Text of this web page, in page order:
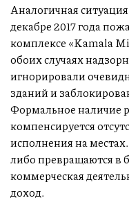
Аналогичная
декабре 2017 года
комплексе «Kamala
обоих случаях
игнорировали
зданий и
Формальное наличие
компенсируется
исполнения на
либо превращаются в
коммерческая
доход.